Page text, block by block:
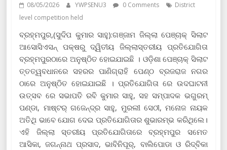
08/05/2026 YWPSENU3 0 Comments
District
level competition held
ବ୍ରହ୍ମପୁର,(ସୁଦିପ କୁମାର ସାହୁ):ଗଞ୍ଜାମ ଜିଲ୍ଲା ପେଞ୍ଚାକ୍ ସିଲାଟ
ଆସୋସିଏସନ୍ ପକ୍ଷରୁ ଦ୍ୱିତୀୟ ଜିଲ୍ଲାସ୍ତରୀୟ ପ୍ରତିଯୋଗିତା
ବ୍ରହ୍ମପୁରଠାରେ ଅନୁଷ୍ଠିତ ହୋଇଯାଇଛି । ଓଡ଼ିଶା ପେଞ୍ଚାକ୍ ସିଲାଟ
ତ୍ତତ୍ୱବଧାନରେ ସହରର ପାଣିଗ୍ରାହି ପେଣ୍ଠ ବ୍ରଜରାଜ ନଗର
ଠାରେ ଅନୁଷ୍ଠିତ ହୋଇଯାଇଛି । ପ୍ରତିଯୋଗିତା ରେ ଉଦଘାଟନୀ
ଉତ୍ସବ ରେ ସଭାପତି ରବି କୁମାର ସାହୁ, ସହ ସମ୍ପାଦକ ଭଗୁରମ୍
ପଣ୍ଡା, ମାଷ୍ଟର୍ ଗଜେନ୍ଦ୍ର ସାହୁ, ମୁରଲୀ ସେଠୀ, ମନୋଜ ନାୟକ
ଅତିଥି ଭାବେ ଯୋଗ ଦେଇ ପ୍ରତିଯୋଗିତାର ଶୁଭାରମ୍ଭ କରିଥିଲେ।
ଏହି ଜିଲ୍ଲା ସ୍ତରୀୟ ପ୍ରତିଯୋଗିତାରେ ବ୍ରହ୍ମପୁର ସମେତ
ଆସିକା, ଜଗନ୍ନାଥ ପ୍ରସାଦ, ଭାବିନିପୂର୍, ବାଲିପୋଡା ଓ ରିଦ୍ବିକା